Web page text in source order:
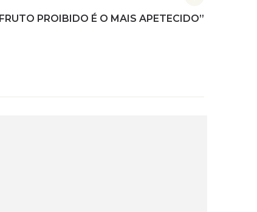
PROIBIDO É O MAIS APETECIDO”